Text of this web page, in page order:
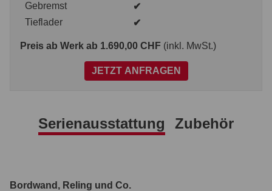
Gebremst
✔
Tieflader
✔
Preis ab Werk ab 1.690,00 CHF (inkl. MwSt.)
JETZT ANFRAGEN
Serienausstattung Zubehör
Bordwand, Reling und Co.